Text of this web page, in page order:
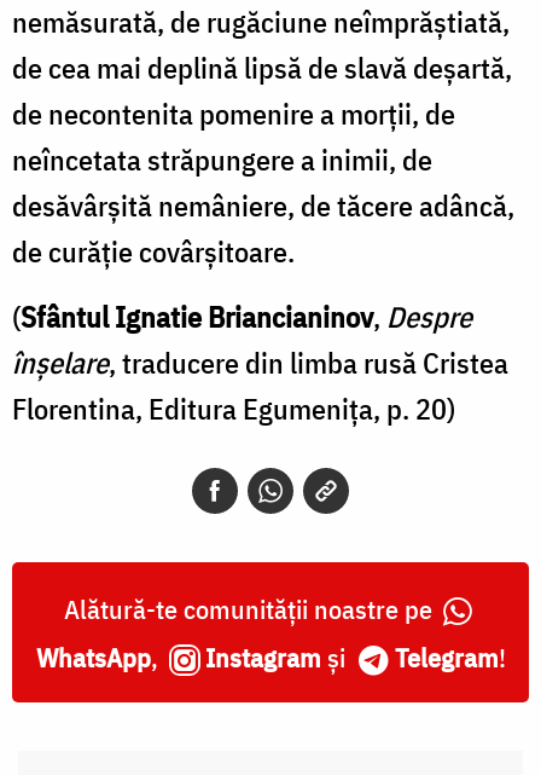
nemăsurată, de rugăciune neîmprăștiată,
de cea mai deplină lipsă de slavă deșartă,
de necontenita pomenire a morții, de
neîncetata străpungere a inimii, de
desăvârșită nemâniere, de tăcere adâncă,
de curăție covârșitoare.
(Sfântul Ignatie Briancianinov, Despre
înșelare, traducere din limba rusă Cristea
Florentina, Editura Egumenița, p. 20)
Alătură-te comunității noastre pe
WhatsApp, Instagram și Telegram!